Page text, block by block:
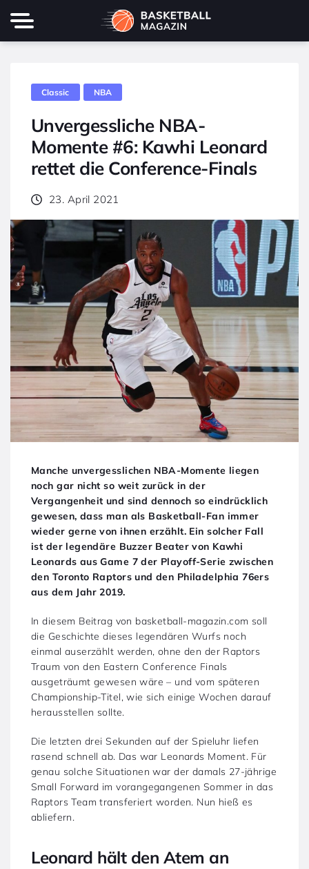
Classic NBA
Unvergessliche NBA-
Momente #6: Kawhi Leonard
rettet die Conference-Finals
23. April 2021
Manche unvergesslichen NBA-Momente liegen
noch gar nicht so weit zurück in der
Vergangenheit und sind dennoch so eindrücklich
gewesen, dass man als Basketball-Fan immer
wieder gerne von ihnen erzählt. Ein solcher Fall
ist der legendäre Buzzer Beater von Kawhi
Leonards aus Game 7 der Playoff-Serie zwischen
den Toronto Raptors und den Philadelphia 76ers
aus dem Jahr 2019.
In diesem Beitrag von basketball-magazin.com soll
die Geschichte dieses legendären Wurfs noch
einmal auserzählt werden, ohne den der Raptors
Traum von den Eastern Conference Finals
ausgeträumt gewesen wäre – und vom späteren
Championship-Titel, wie sich einige Wochen darauf
herausstellen sollte.
Die letzten drei Sekunden auf der Spieluhr liefen
rasend schnell ab. Das war Leonards Moment. Für
genau solche Situationen war der damals 27-jährige
Small Forward im vorangegangenen Sommer in das
Raptors Team transferiert worden. Nun hieß es
abliefern.
Leonard hält den Atem an